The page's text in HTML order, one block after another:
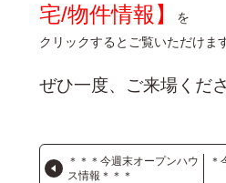
宅/物件情報】
を
クリックするとご覧いただけま
ぜひ一度、ご来場くだ
＊＊＊今週末オープンハウ
ス情報＊＊＊
＊